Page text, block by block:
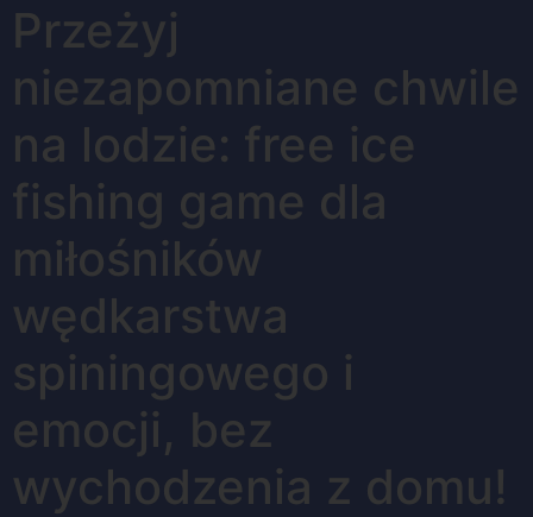
Przeżyj
niezapomniane chwile
na lodzie: free ice
fishing game dla
miłośników
wędkarstwa
spiningowego i
emocji, bez
wychodzenia z domu!